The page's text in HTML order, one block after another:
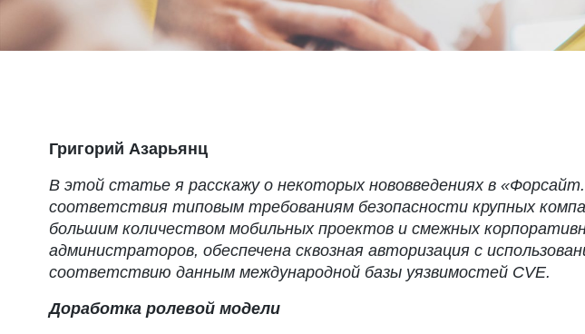
Григорий Азарьянц
В этой статье я расскажу о некоторых нововведениях в
соответствия типовым требованиям безопасности крупных
большим количеством мобильных проектов и смежных
администраторов, обеспечена сквозная авторизация с
соответствию данным международной базы уязвимостей CVE.
Доработка ролевой модели